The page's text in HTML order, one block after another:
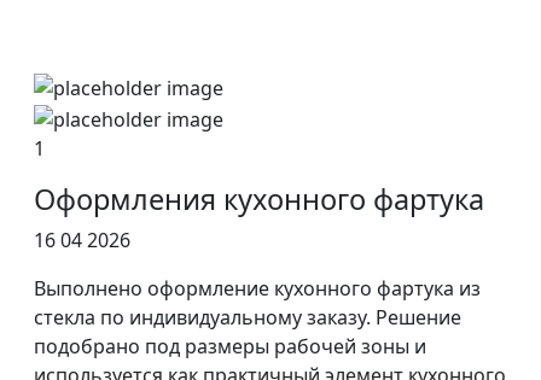
1
Оформления кухонного фартука
16 04 2026
Выполнено оформление кухонного фартука из
стекла по индивидуальному заказу. Решение
подобрано под размеры рабочей зоны и